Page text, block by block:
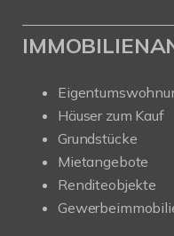
Häuser zum Kauf
Grundstücke
Mietangebote
Renditeobjekte